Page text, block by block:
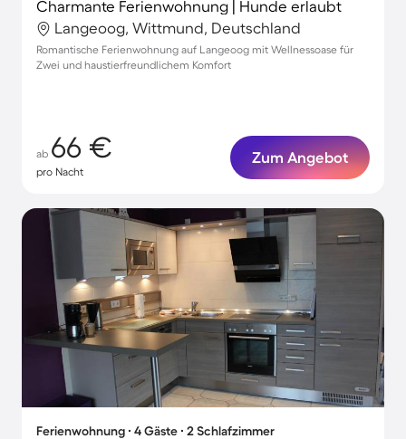
Charmante Ferienwohnung | Hunde erlaubt
Langeoog, Wittmund, Deutschland
Romantische Ferienwohnung auf Langeoog mit Wellnessoase für
Zwei und haustierfreundlichem Komfort
ab 66 €
pro Nacht
Zum Angebot
Ferienwohnung ∙ 4 Gäste ∙ 2 Schlafzimmer